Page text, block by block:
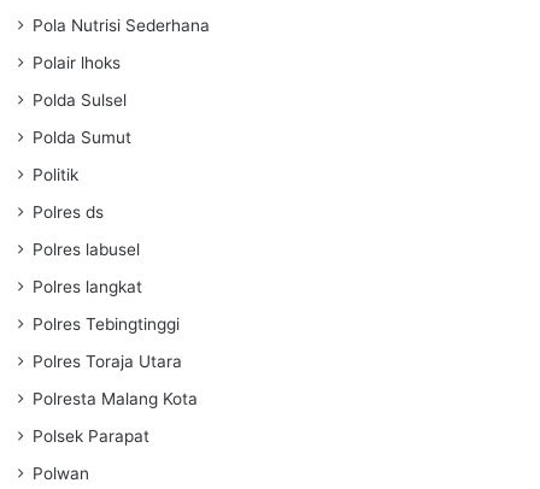
Pola Nutrisi Sederhana
Polair lhoks
Polda Sulsel
Polda Sumut
Politik
Polres ds
Polres labusel
Polres langkat
Polres Tebingtinggi
Polres Toraja Utara
Polresta Malang Kota
Polsek Parapat
Polwan